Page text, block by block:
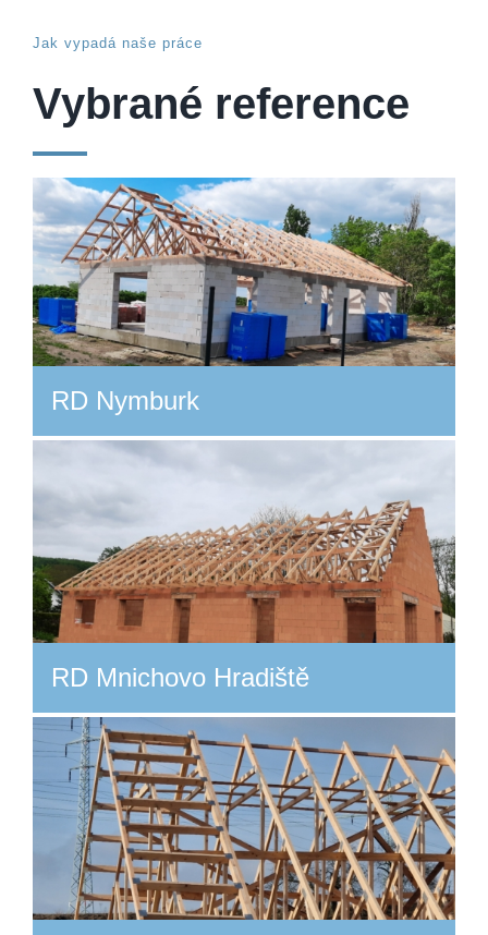
Jak vypadá naše práce
Vybrané reference
RD Nymburk
RD Mnichovo Hradiště